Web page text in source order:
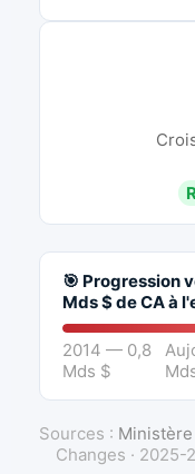
🎯 Progression
Mds $ de CA à
2014 — 0,8
Mds $
Sources :
Changes ·